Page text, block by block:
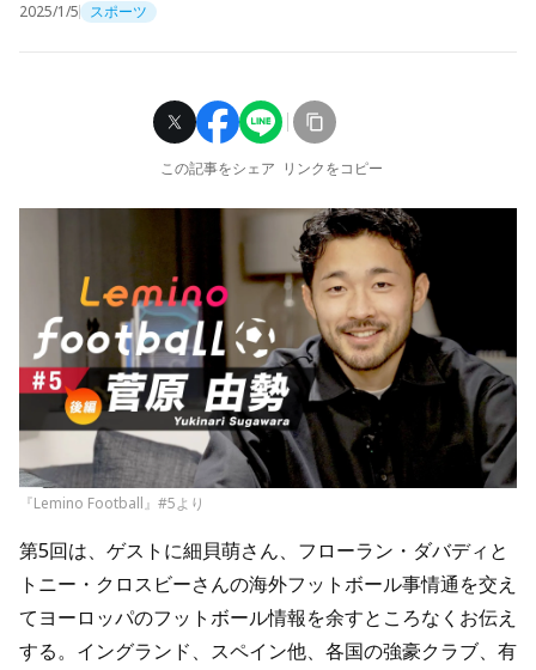
2025/1/5 スポーツ
この記事をシェア リンクをコピー
『Lemino Football』#5より
第5回は、ゲストに細貝萌さん、フローラン・ダバディと
トニー・クロスビーさんの海外フットボール事情通を交え
てヨーロッパのフットボール情報を余すところなくお伝え
する。イングランド、スペイン他、各国の強豪クラブ、有